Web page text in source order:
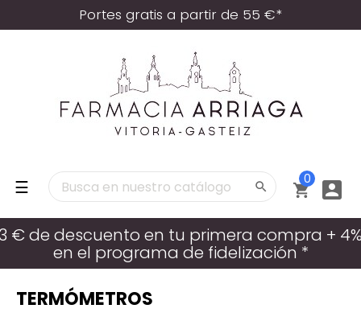
Portes gratis a partir de 55 €*
Navegación
palanca
☰  
0 
€ de descuento en tu primera compra +
en el programa de fidelización *
TERMÓMETROS